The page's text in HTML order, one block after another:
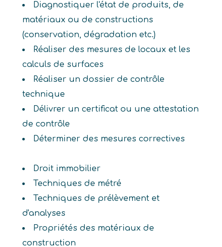
Diagnostiquer l'état de produits, de
matériaux ou de constructions
(conservation, dégradation etc.)
Réaliser des mesures de locaux et les
calculs de surfaces
Réaliser un dossier de contrôle
technique
Délivrer un certificat ou une attestation
de contrôle
Déterminer des mesures correctives
Droit immobilier
Techniques de métré
Techniques de prélèvement et
d'analyses
Propriétés des matériaux de
construction